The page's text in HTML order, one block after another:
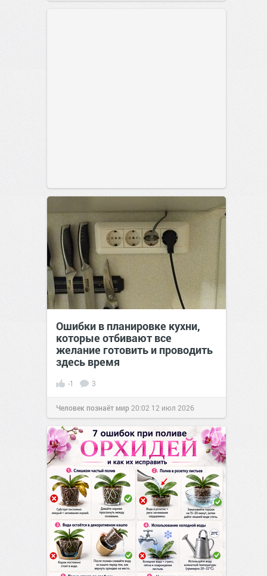
Ошибки в планировке кухни,
которые отбивают все
желание готовить и проводить
здесь время
-1 3
Человек познаёт мир 20:02 12 июл 2026